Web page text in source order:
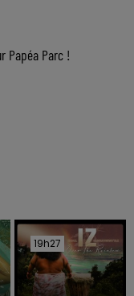
Papéa Parc !
19h27
19h27